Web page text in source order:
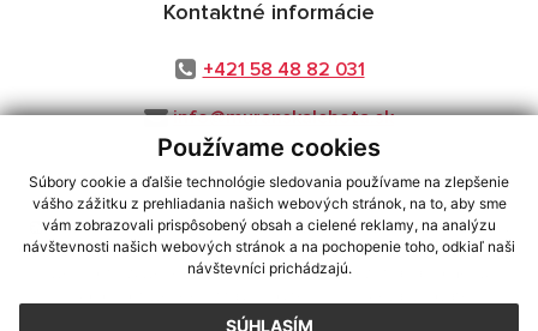
Používame cookies
Súbory cookie a ďalšie technológie sledovania používame na zlepšenie
vášho zážitku z prehliadania našich webových stránok, na to, aby sme
vám zobrazovali prispôsobený obsah a cielené reklamy, na analýzu
návštevnosti našich webových stránok a na pochopenie toho, odkiaľ naši
návštevníci prichádzajú.
SÚHLASÍM
Kontaktné informácie
+421 58 48 82 031
info@muranskalehota.sk
využite možnosť získavania aktuálnych informácií s využitím RSS
CMS systém (redakčný) systém ECHELON 2,Mapa stránok,web portál
webex.digital, s.r.o.,domény,registrácia domény